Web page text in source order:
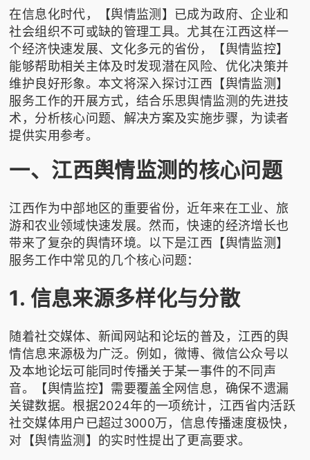
在信息化时代，【舆情监测】已成为政府、企业和
社会组织不可或缺的管理工具。尤其在江西这样一
个经济快速发展、文化多元的省份，【舆情监控】
能够帮助相关主体及时发现潜在风险、优化决策并
维护良好形象。本文将深入探讨江西【舆情监测】
服务工作的开展方式，结合乐思舆情监测的先进技
术，分析核心问题、解决方案及实施步骤，为读者
提供实用参考。
一、江西舆情监测的核心问题
江西作为中部地区的重要省份，近年来在工业、旅
游和农业领域快速发展。然而，快速的经济增长也
带来了复杂的舆情环境。以下是江西【舆情监测】
服务工作中常见的几个核心问题：
1. 信息来源多样化与分散
随着社交媒体、新闻网站和论坛的普及，江西的舆
情信息来源极为广泛。例如，微博、微信公众号以
及本地论坛可能同时传播关于某一事件的不同声
音。【舆情监控】需要覆盖全网信息，确保不遗漏
关键数据。根据2024年的一项统计，江西省内活跃
社交媒体用户已超过3000万，信息传播速度极快，
对【舆情监测】的实时性提出了更高要求。